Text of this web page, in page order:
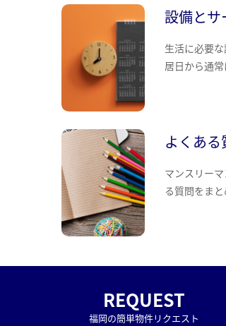
設備とサ
生活に必要
居日から通常
よくある
マンスリー
る質問をまと
REQUEST
福岡の簡単物件リクエスト